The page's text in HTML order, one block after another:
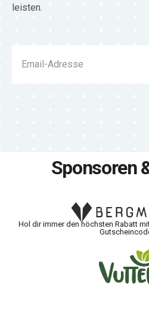
leisten.
Sponsoren
Hol dir immer den höchsten Rabatt